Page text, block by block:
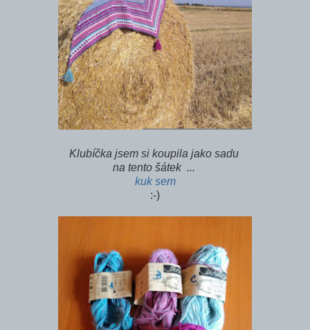
Klubíčka jsem si koupila jako sadu
na tento šátek ...
kuk sem
:-)